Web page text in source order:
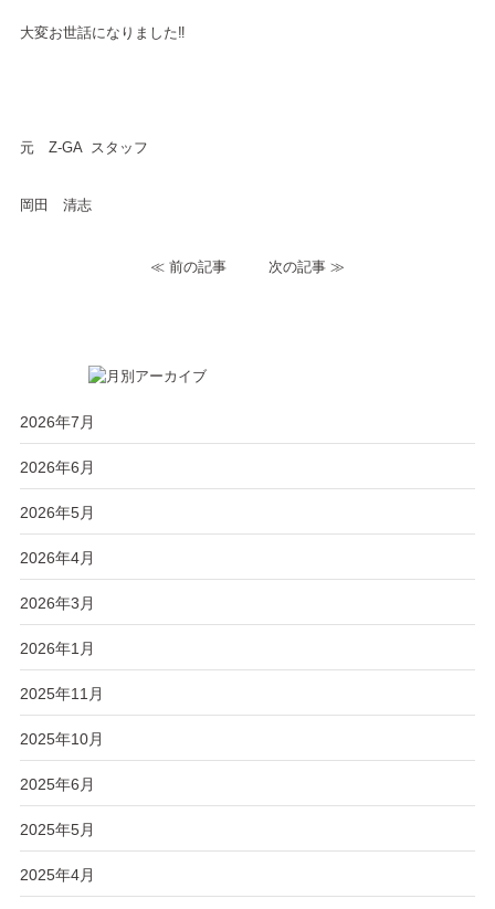
大変お世話になりました‼︎
元 Z-GA スタッフ
岡田 清志
≪ 前の記事 次の記事 ≫
2026年7月
2026年6月
2026年5月
2026年4月
2026年3月
2026年1月
2025年11月
2025年10月
2025年6月
2025年5月
2025年4月